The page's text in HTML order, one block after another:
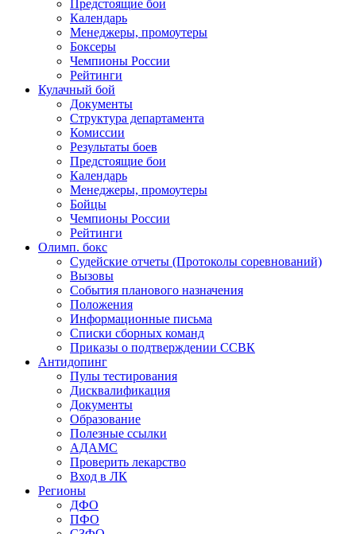
Предстоящие бои
Календарь
Менеджеры, промоутеры
Боксеры
Чемпионы России
Рейтинги
Кулачный бой
Документы
Структура департамента
Комиссии
Результаты боев
Предстоящие бои
Календарь
Менеджеры, промоутеры
Бойцы
Чемпионы России
Рейтинги
Олимп. бокс
Судейские отчеты (Протоколы соревнований)
Вызовы
События планового назначения
Положения
Информационные письма
Списки сборных команд
Приказы о подтверждении ССВК
Антидопинг
Пулы тестирования
Дисквалификация
Документы
Образование
Полезные ссылки
АДАМС
Проверить лекарство
Вход в ЛК
Регионы
ДФО
ПФО